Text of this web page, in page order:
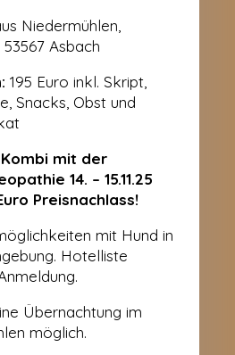
Niedermühlen,
Asbach
195 Euro inkl. Skript,
Snacks, Obst und
mit der
14. – 15.11.25
Preisnachlass!
mit Hund in
Hotelliste
Übernachtung im
möglich.